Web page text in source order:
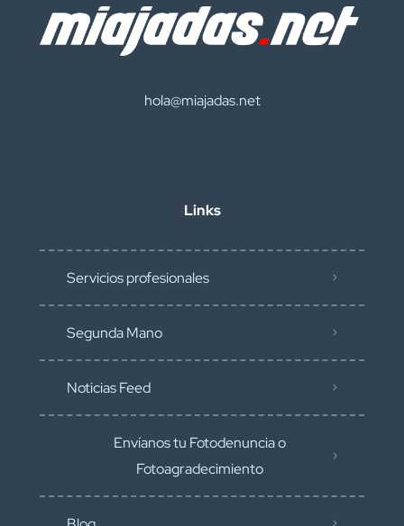
hola@miajadas.net
Links
Servicios profesionales
Segunda Mano
Noticias Feed
Envíanos tu Fotodenuncia o
Fotoagradecimiento